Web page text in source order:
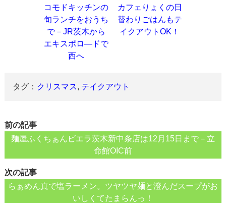
コモドキッチンの
旬ランチをおうち
で－JR茨木から
エキスポロ―ドで
西へ
カフェりょくの日
替わりごはんもテ
イクアウトOK！
タグ： クリスマス, テイクアウト
前の記事
麺屋ふくちぁんビエラ茨木新中条店は12月15日まで－立
命館OIC前
次の記事
らぁめん真で塩ラーメン。ツヤツヤ麺と澄んだスープがお
いしくてたまらんっ！